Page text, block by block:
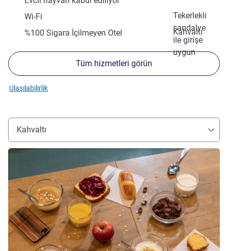
Tekerlekli
sandalye
ile girişe
uygun
Wi-Fi
Kahvaltı
%100 Sigara İçilmeyen Otel
Tüm hizmetleri görün
Ulaşılabilirlik
Kahvaltı
Ayrıntıları göster